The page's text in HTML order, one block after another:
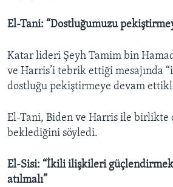
El-Tani: “Dostluğumuzu
Katar lideri Şeyh Tamim bin
ve Harris’i tebrik ettiği mesajında
dostluğu pekiştirmeye devam
El-Tani, Biden ve Harris ile birlikte
beklediğini söyledi.
El-Sisi: “İkili ilişkileri
atılmalı”